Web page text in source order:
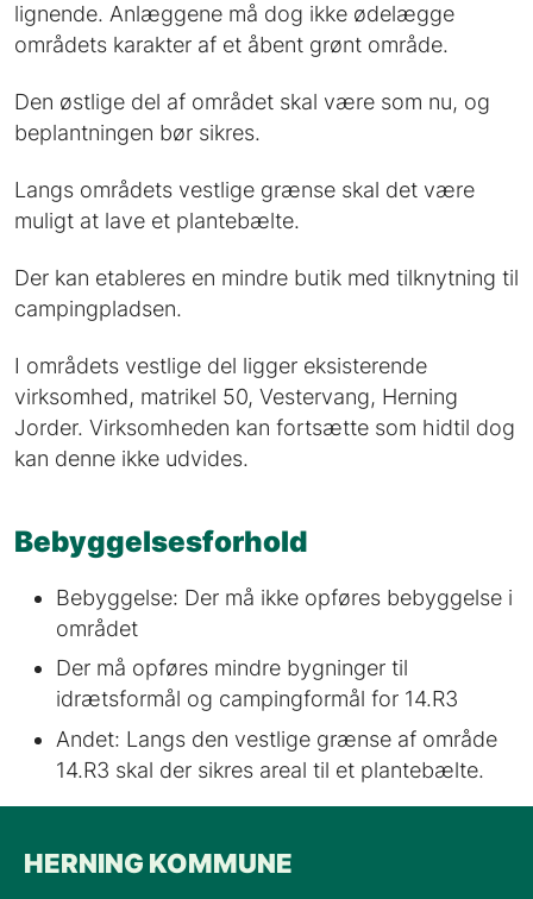
lignende. Anlæggene må dog ikke ødelægge
områdets karakter af et åbent grønt område.
Den østlige del af området skal være som nu, og
beplantningen bør sikres.
Langs områdets vestlige grænse skal det være
muligt at lave et plantebælte.
Der kan etableres en mindre butik med tilknytning til
campingpladsen.
I områdets vestlige del ligger eksisterende
virksomhed, matrikel 50, Vestervang, Herning
Jorder. Virksomheden kan fortsætte som hidtil dog
kan denne ikke udvides.
Bebyggelsesforhold
Bebyggelse: Der må ikke opføres bebyggelse i
området
Der må opføres mindre bygninger til
idrætsformål og campingformål for 14.R3
Andet: Langs den vestlige grænse af område
14.R3 skal der sikres areal til et plantebælte.
HERNING KOMMUNE